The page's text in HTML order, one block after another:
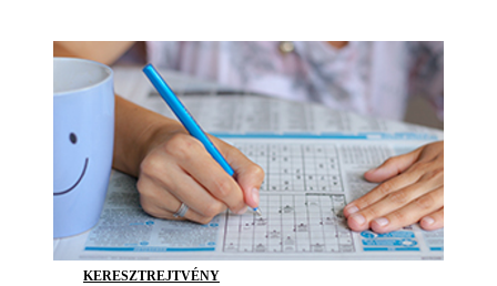
KERESZTREJTVÉNY